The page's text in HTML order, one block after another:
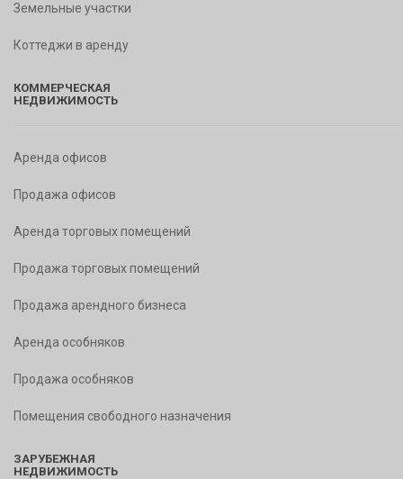
Земельные участки
Коттеджи в аренду
КОММЕРЧЕСКАЯ
НЕДВИЖИМОСТЬ
Аренда офисов
Продажа офисов
Аренда торговых помещений
Продажа торговых помещений
Продажа арендного бизнеса
Аренда особняков
Продажа особняков
Помещения свободного назначения
ЗАРУБЕЖНАЯ
НЕДВИЖИМОСТЬ